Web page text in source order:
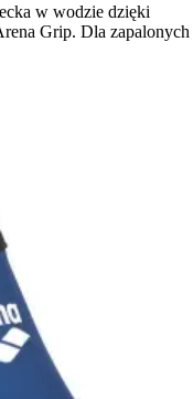
w wodzie dzięki
Grip. Dla zapalonych